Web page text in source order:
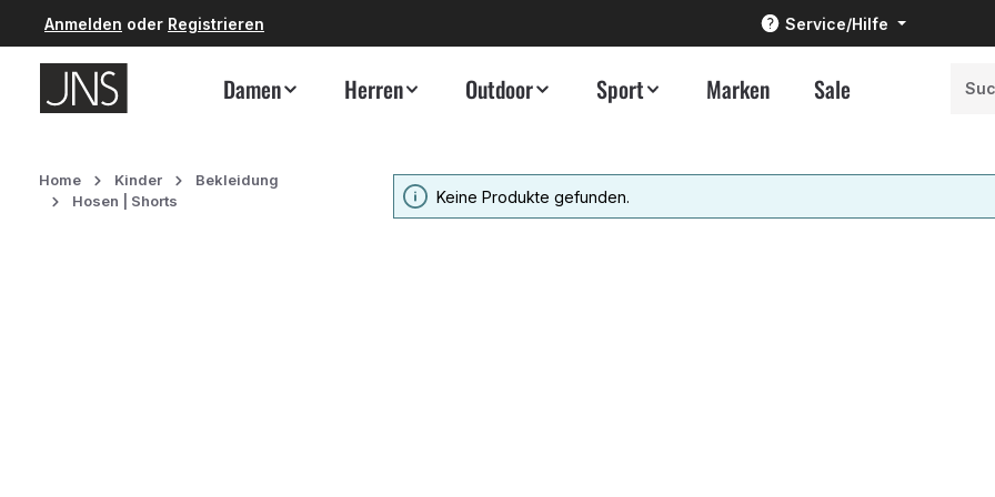
Hauptinhalt springen
Zur Suche springen
Zur Hauptnavigation springen
Anmelden oder Registrieren Service/Hilfe
Damen Herren Outdoor Sport Marken Sale
Home Kinder
Bekleidung
Hosen | Shorts
Keine Produkte gefunden.